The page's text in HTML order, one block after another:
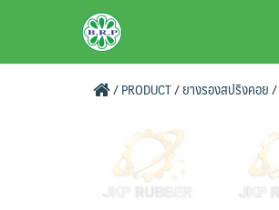
BRPAUTO.COM
/PRODUCT/ยางรองสปริงคอย/